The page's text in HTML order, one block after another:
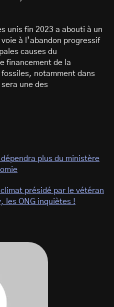
unis fin 2023 a abouti à un
à l’abandon progressif
causes du
financement de la
notamment dans
une des
plus du ministère
présidé par le vétéran
les ONG inquiètes !